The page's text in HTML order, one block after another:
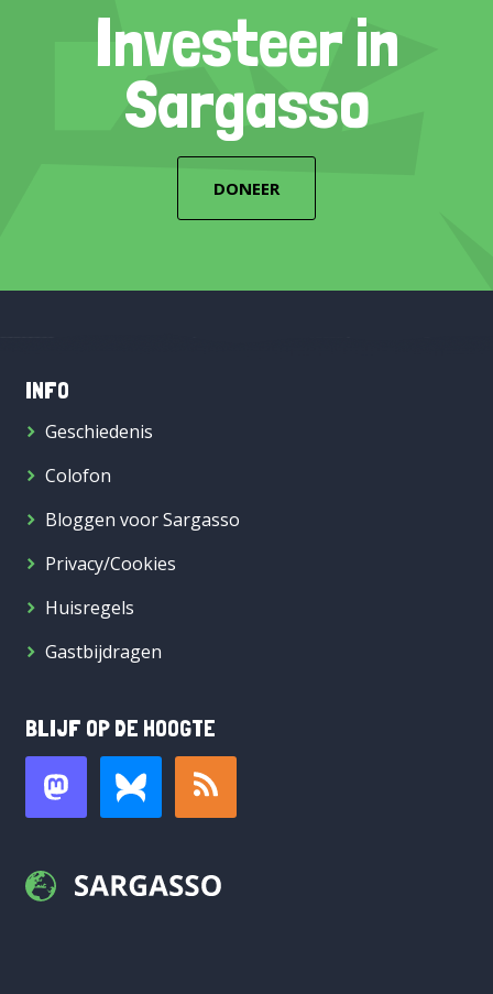
Investeer in
Sargasso
DONEER
INFO
Geschiedenis
Colofon
Bloggen voor Sargasso
Privacy/Cookies
Huisregels
Gastbijdragen
BLIJF OP DE HOOGTE